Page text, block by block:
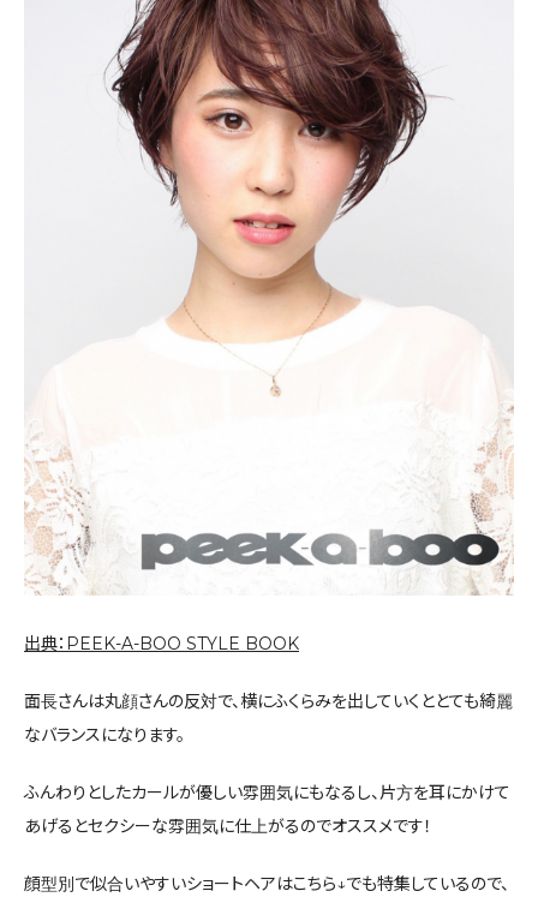
出典：PEEK-A-BOO STYLE BOOK
面長さんは丸顔さんの反対で、横にふくらみを出していくととても綺麗
なバランスになります。
ふんわりとしたカールが優しい雰囲気にもなるし、片方を耳にかけて
あげるとセクシーな雰囲気に仕上がるのでオススメです！
顔型別で似合いやすいショートヘアはこちら↓でも特集しているので、